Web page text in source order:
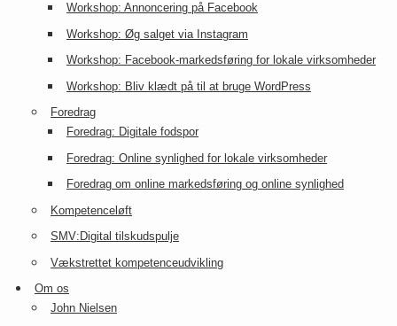
Workshop: Annoncering på Facebook
Workshop: Øg salget via Instagram
Workshop: Facebook-markedsføring for lokale virksomheder
Workshop: Bliv klædt på til at bruge WordPress
Foredrag
Foredrag: Digitale fodspor
Foredrag: Online synlighed for lokale virksomheder
Foredrag om online markedsføring og online synlighed
Kompetenceløft
SMV:Digital tilskudspulje
Vækstrettet kompetenceudvikling
Om os
John Nielsen